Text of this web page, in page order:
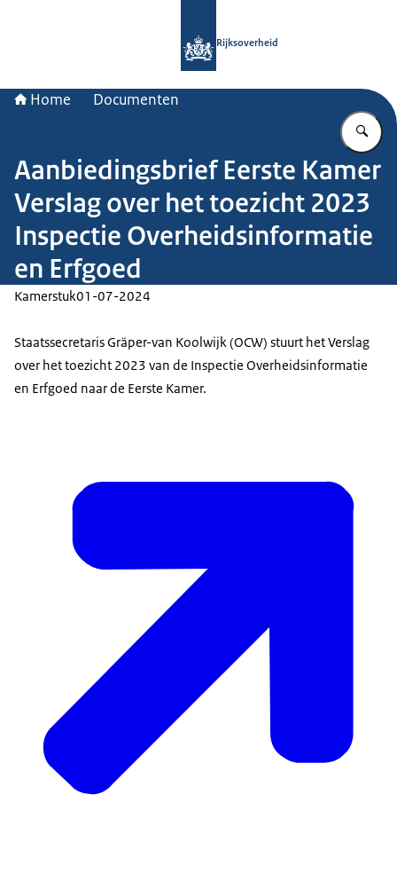
Rijksoverheid
Home Documenten
Aanbiedingsbrief Eerste Kamer
Verslag over het toezicht 2023
Inspectie Overheidsinformatie
en Erfgoed
Kamerstuk01-07-2024
Staatssecretaris Gräper-van Koolwijk (OCW) stuurt het Verslag
over het toezicht 2023 van de Inspectie Overheidsinformatie
en Erfgoed naar de Eerste Kamer.